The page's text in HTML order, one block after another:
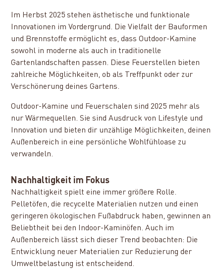
Im Herbst 2025 stehen ästhetische und funktionale
Innovationen im Vordergrund. Die Vielfalt der Bauformen
und Brennstoffe ermöglicht es, dass Outdoor-Kamine
sowohl in moderne als auch in traditionelle
Gartenlandschaften passen. Diese Feuerstellen bieten
zahlreiche Möglichkeiten, ob als Treffpunkt oder zur
Verschönerung deines Gartens.
Outdoor-Kamine und Feuerschalen sind 2025 mehr als
nur Wärmequellen. Sie sind Ausdruck von Lifestyle und
Innovation und bieten dir unzählige Möglichkeiten, deinen
Außenbereich in eine persönliche Wohlfühloase zu
verwandeln.
Nachhaltigkeit im Fokus
Nachhaltigkeit spielt eine immer größere Rolle.
Pelletöfen, die recycelte Materialien nutzen und einen
geringeren ökologischen Fußabdruck haben, gewinnen an
Beliebtheit bei den Indoor-Kaminöfen. Auch im
Außenbereich lässt sich dieser Trend beobachten: Die
Entwicklung neuer Materialien zur Reduzierung der
Umweltbelastung ist entscheidend.